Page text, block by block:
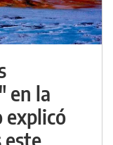
en la
explicó
este